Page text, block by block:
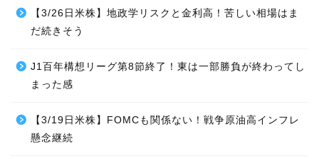
【3/26日米株】地政学リスクと金利高！苦しい相場はま
だ続きそう
J1百年構想リーグ第8節終了！東は一部勝負が終わってし
まった感
【3/19日米株】FOMCも関係ない！戦争原油高インフレ
懸念継続